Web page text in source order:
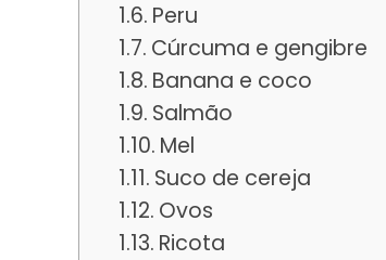
Peru
Cúrcuma e gengibre
Banana e coco
Salmão
Mel
Suco de cereja
Ovos
Ricota